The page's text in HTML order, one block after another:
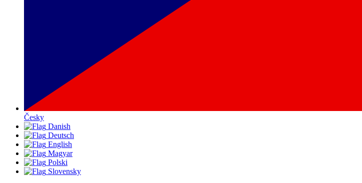
Česky
Danish
Deutsch
English
Magyar
Polski
Slovensky